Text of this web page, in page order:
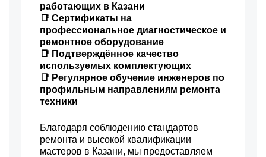
работающих в Казани
📑 Сертификаты на
профессиональное диагностическое и
ремонтное оборудование
📑 Подтверждённое качество
используемых комплектующих
📑 Регулярное обучение инженеров по
профильным направлениям ремонта
техники
Благодаря соблюдению стандартов
ремонта и высокой квалификации
мастеров в Казани, мы предоставляем